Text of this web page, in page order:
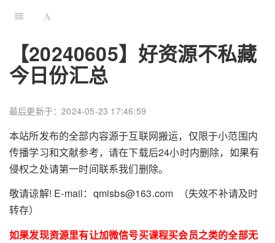
【20240605】好资源不私藏
今日份汇总
最后更新于：2024-05-23 17:46:59
本站所发布的全部内容源于互联网搬运，仅限于小范围内
传播学习和文献参考，请在下载后24小时内删除，如果有
侵权之处请第一时间联系我们删除。
敬请谅解! E-mail：qmisbs@163.com （失效不补请及时
转存）
如果发现资源里有让加微信号买课程买会员之类的全部无